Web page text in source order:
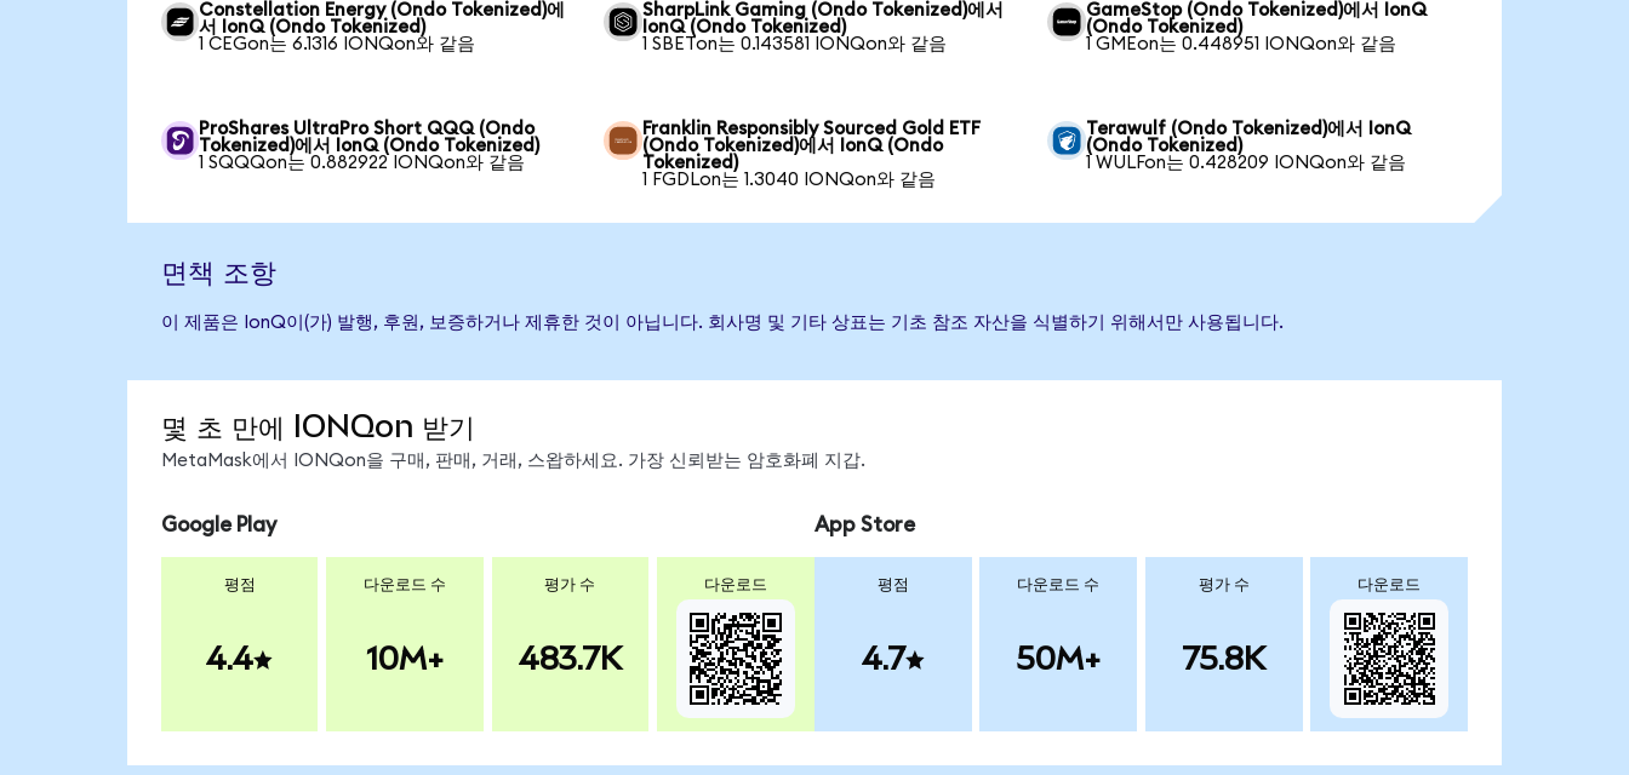
Constellation Energy (Ondo Tokenized)에
서 IonQ (Ondo Tokenized)
1 CEGon는 6.1316 IONQon와 같음
SharpLink Gaming (Ondo Tokenized)에서
IonQ (Ondo Tokenized)
1 SBETon는 0.143581 IONQon와 같음
GameStop (Ondo Tokenized)에서 IonQ
(Ondo Tokenized)
1 GMEon는 0.448951 IONQon와 같음
ProShares UltraPro Short QQQ (Ondo
Tokenized)에서 IonQ (Ondo Tokenized)
1 SQQQon는 0.882922 IONQon와 같음
Franklin Responsibly Sourced Gold ETF
(Ondo Tokenized)에서 IonQ (Ondo
Tokenized)
1 FGDLon는 1.3040 IONQon와 같음
Terawulf (Ondo Tokenized)에서 IonQ
(Ondo Tokenized)
1 WULFon는 0.428209 IONQon와 같음
면책 조항
이 제품은 IonQ이(가) 발행, 후원, 보증하거나 제휴한 것이 아닙니다. 회사명 및 기타 상표는 기초 참조 자산을 식별하기 위해서만 사용됩니다.
몇 초 만에 IONQon 받기
MetaMask에서 IONQon을 구매, 판매, 거래, 스왑하세요. 가장 신뢰받는 암호화폐 지갑.
Google Play
평점
4.4
다운로드 수
10M+
평가 수
483.7K
다운로드
App Store
평점
4.7
다운로드 수
50M+
평가 수
75.8K
다운로드